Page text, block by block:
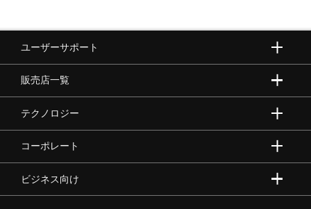
ユーザーサポート
販売店一覧
テクノロジー
コーポレート
ビジネス向け